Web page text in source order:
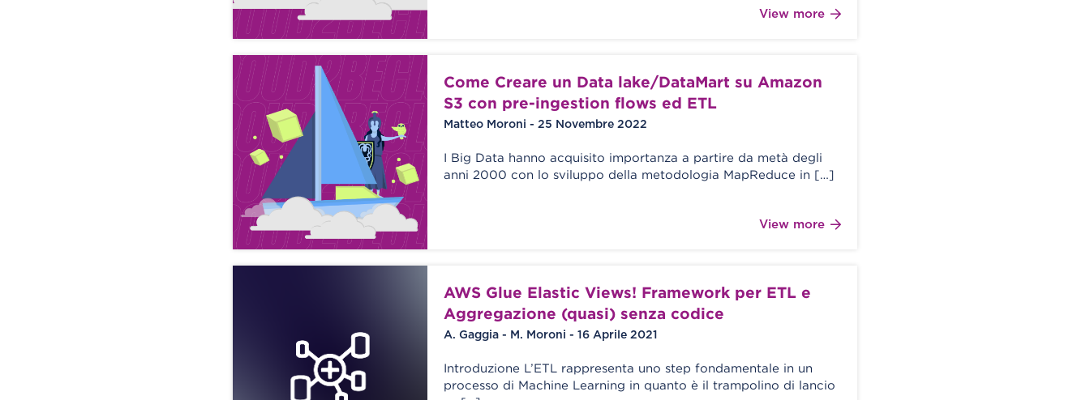
View more
Come Creare un Data lake/DataMart su Amazon
S3 con pre-ingestion flows ed ETL
Matteo Moroni - 25 Novembre 2022
I Big Data hanno acquisito importanza a partire da metà degli
anni 2000 con lo sviluppo della metodologia MapReduce in […]
View more
AWS Glue Elastic Views! Framework per ETL e
Aggregazione (quasi) senza codice
A. Gaggia - M. Moroni - 16 Aprile 2021
Introduzione L’ETL rappresenta uno step fondamentale in un
processo di Machine Learning in quanto è il trampolino di lancio